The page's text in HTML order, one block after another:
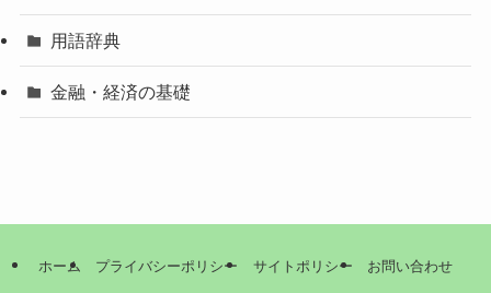
用語辞典
金融・経済の基礎
ホーム プライバシーポリシー サイトポリシー お問い合わせ